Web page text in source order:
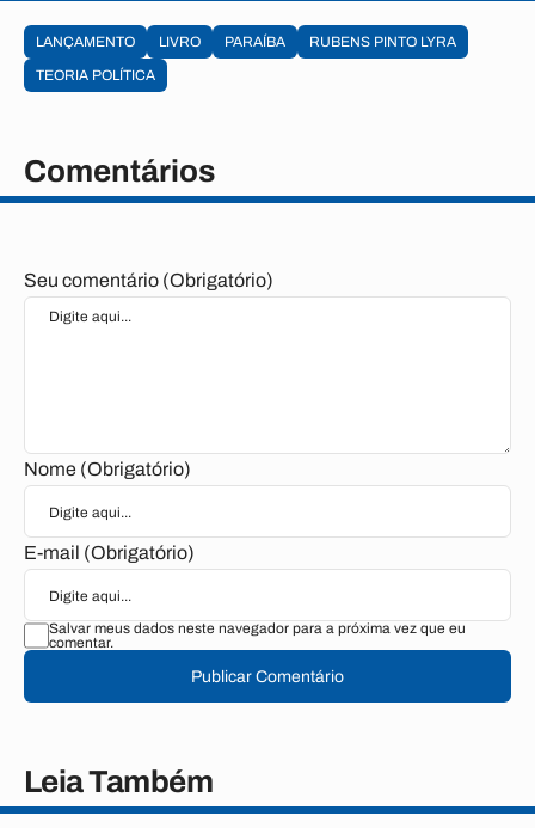
LANÇAMENTO LIVRO PARAÍBA
RUBENS PINTO LYRA
TEORIA POLÍTICA
Comentários
Seu comentário (Obrigatório)
Nome (Obrigatório)
E-mail (Obrigatório)
Salvar meus dados neste navegador para a próxima vez que eu
comentar.
Publicar Comentário
Leia Também